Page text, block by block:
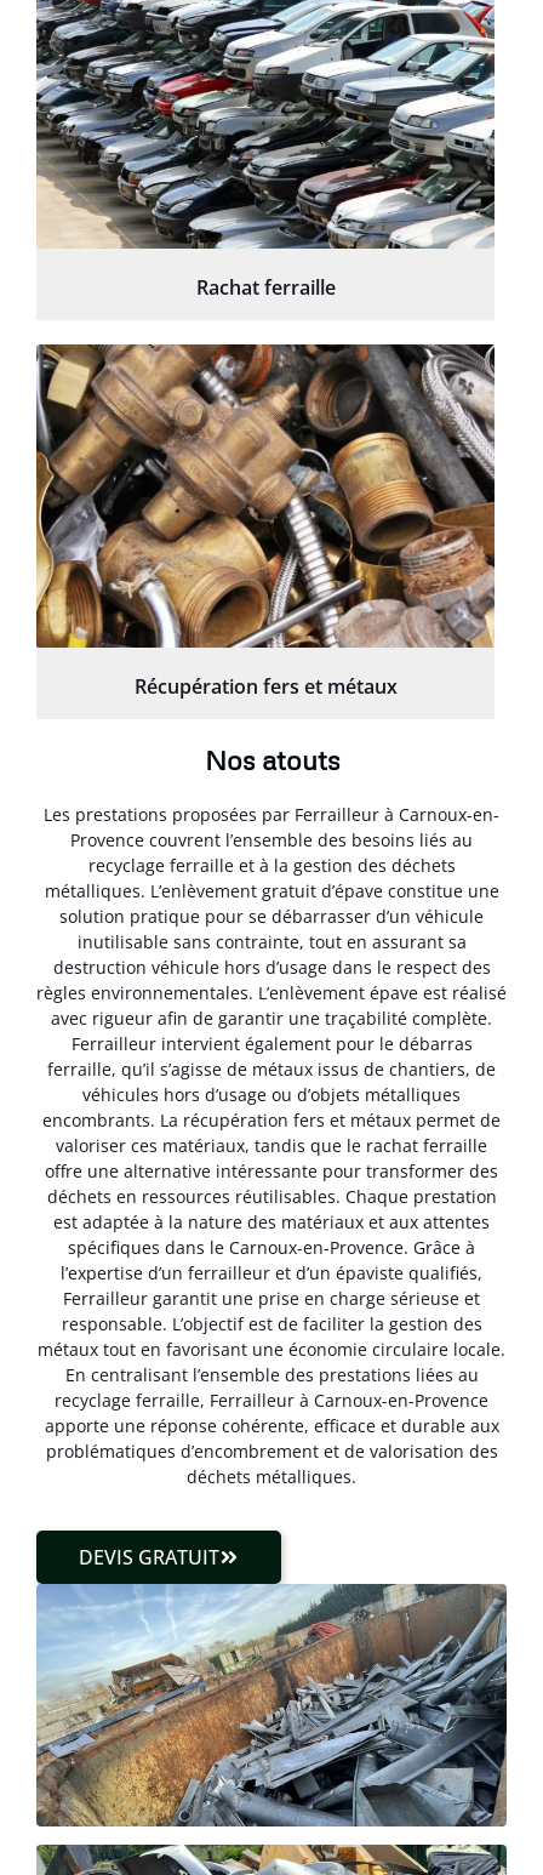
Rachat ferraille
Récupération fers et métaux
Nos atouts
Les prestations proposées par Ferrailleur à Carnoux-en-
Provence couvrent l’ensemble des besoins liés au
recyclage ferraille et à la gestion des déchets
métalliques. L’enlèvement gratuit d’épave constitue une
solution pratique pour se débarrasser d’un véhicule
inutilisable sans contrainte, tout en assurant sa
destruction véhicule hors d’usage dans le respect des
règles environnementales. L’enlèvement épave est réalisé
avec rigueur afin de garantir une traçabilité complète.
Ferrailleur intervient également pour le débarras
ferraille, qu’il s’agisse de métaux issus de chantiers, de
véhicules hors d’usage ou d’objets métalliques
encombrants. La récupération fers et métaux permet de
valoriser ces matériaux, tandis que le rachat ferraille
offre une alternative intéressante pour transformer des
déchets en ressources réutilisables. Chaque prestation
est adaptée à la nature des matériaux et aux attentes
spécifiques dans le Carnoux-en-Provence. Grâce à
l’expertise d’un ferrailleur et d’un épaviste qualifiés,
Ferrailleur garantit une prise en charge sérieuse et
responsable. L’objectif est de faciliter la gestion des
métaux tout en favorisant une économie circulaire locale.
En centralisant l’ensemble des prestations liées au
recyclage ferraille, Ferrailleur à Carnoux-en-Provence
apporte une réponse cohérente, efficace et durable aux
problématiques d’encombrement et de valorisation des
déchets métalliques.
DEVIS GRATUIT